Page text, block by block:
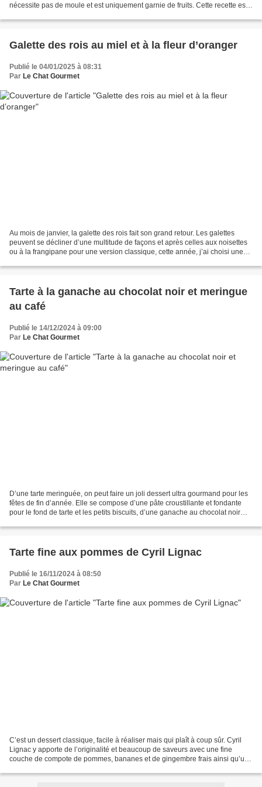
nécessite pas de moule et est uniquement garnie de fruits. Cette recette est
Galette des rois au miel et à la fleur d’oranger
Publié le 04/01/2025 à 08:31
Par Le Chat Gourmet
Au mois de janvier, la galette des rois fait son grand retour. Les galettes
peuvent se décliner d’une multitude de façons et après celles aux noisettes
ou à la frangipane pour une version classique, cette année, j’ai choisi une
Tarte à la ganache au chocolat noir et meringue
au café
Publié le 14/12/2024 à 09:00
Par Le Chat Gourmet
D’une tarte meringuée, on peut faire un joli dessert ultra gourmand pour les
fêtes de fin d’année. Elle se compose d’une pâte croustillante et fondante
pour le fond de tarte et les petits biscuits, d’une ganache au chocolat noir
Tarte fine aux pommes de Cyril Lignac
Publié le 16/11/2024 à 08:50
Par Le Chat Gourmet
C’est un dessert classique, facile à réaliser mais qui plaît à coup sûr. Cyril
Lignac y apporte de l’originalité et beaucoup de saveurs avec une fine
couche de compote de pommes, bananes et de gingembre frais ainsi qu’une